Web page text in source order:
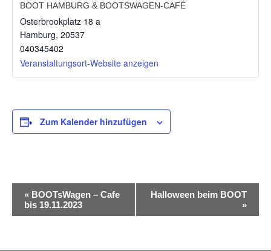
BOOT HAMBURG & BOOTSWAGEN-CAFÉ
Osterbrookplatz 18 a
Hamburg, 20537
040345402
Veranstaltungsort-Website anzeigen
Zum Kalender hinzufügen
VERANSTALTUNG-
NAVIGATION
« BOOTsWagen – Cafe
bis 19.11.2023
Halloween beim BOOT
»